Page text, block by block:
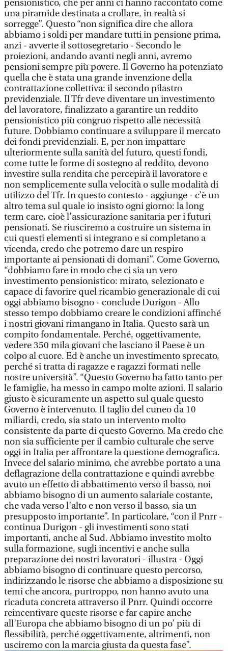
pensionistico, che per anni ci hanno raccontato come
una piramide destinata a crollare, in realtà si
sorregge”. Questo “non significa dire che allora
abbiamo i soldi per mandare tutti in pensione prima,
anzi - avverte il sottosegretario - Secondo le
proiezioni, andando avanti negli anni, avremo
pensioni sempre più povere. Il Governo ha potenziato
quella che è stata una grande invenzione della
contrattazione collettiva: il secondo pilastro
previdenziale. Il Tfr deve diventare un investimento
del lavoratore, finalizzato a garantire un reddito
pensionistico più congruo rispetto alle necessità
future. Dobbiamo continuare a sviluppare il mercato
dei fondi previdenziali. E, per non impattare
ulteriormente sulla sanità del futuro, questi fondi,
come tutte le forme di sostegno al reddito, devono
investire sulla rendita che percepirà il lavoratore e
non semplicemente sulla velocità o sulle modalità di
utilizzo del Tfr. In questo contesto - aggiunge - c’è un
altro tema sul quale io insisto ogni giorno: la long
term care, cioè l’assicurazione sanitaria per i futuri
pensionati. Se riusciremo a costruire un sistema in
cui questi elementi si integrano e si completano a
vicenda, credo che potremo dare un respiro
importante ai pensionati di domani”. Come Governo,
“dobbiamo fare in modo che ci sia un vero
investimento pensionistico: mirato, selezionato e
capace di favorire quel ricambio generazionale di cui
oggi abbiamo bisogno - conclude Durigon - Allo
stesso tempo dobbiamo creare le condizioni affinché
i nostri giovani rimangano in Italia. Questo sarà un
compito fondamentale. Perché, oggettivamente,
vedere 350 mila giovani che lasciano il Paese è un
colpo al cuore. Ed è anche un investimento sprecato,
perché si tratta di ragazze e ragazzi formati nelle
nostre università”. “Questo Governo ha fatto tanto per
le famiglie, ha messo in campo molte azioni. Il salario
giusto è sicuramente un aspetto sul quale questo
Governo è intervenuto. Il taglio del cuneo da 10
miliardi, credo, sia stato un intervento molto
consistente da parte di questo Governo. Ma credo che
non sia sufficiente per il cambio culturale che serve
oggi in Italia per affrontare la questione demografica.
Invece del salario minimo, che avrebbe portato a una
deflagrazione della contrattazione e quindi avrebbe
avuto un effetto di abbattimento verso il basso, noi
abbiamo bisogno di un aumento salariale costante,
che vada verso l’alto e non verso il basso, sia un
presupposto importante”. In particolare, “con il Pnrr -
continua Durigon - gli investimenti sono stati
importanti, anche al Sud. Abbiamo investito molto
sulla formazione, sugli incentivi e anche sulla
preparazione dei nostri lavoratori - illustra - Oggi
abbiamo bisogno di continuare questo percorso,
indirizzando le risorse che abbiamo a disposizione su
temi che ancora, purtroppo, non hanno avuto una
ricaduta concreta attraverso il Pnrr. Quindi occorre
reincentivare queste risorse e far capire anche
all’Europa che abbiamo bisogno di un po’ più di
flessibilità, perché oggettivamente, altrimenti, non
usciremo con la marcia giusta da questa fase”.